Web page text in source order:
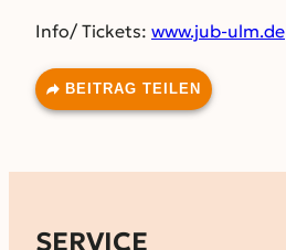
Info/ Tickets: www.jub-ulm.de
BEITRAG TEILEN
SERVICE